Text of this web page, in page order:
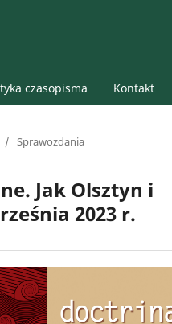
czasopisma Kontakt
/ Sprawozdania
Jak Olsztyn i
2023 r.